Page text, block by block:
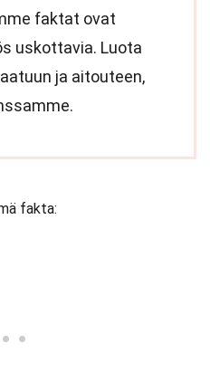
faktat ovat
uskottavia. Luota
ja aitouteen,
fakta: